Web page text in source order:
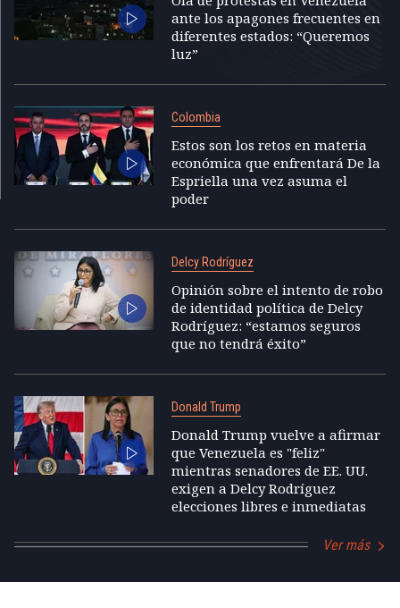
ante los apagones frecuentes en
diferentes estados: “Queremos
luz”
Colombia
Estos son los retos en materia
económica que enfrentará De la
Espriella una vez asuma el
poder
Delcy Rodríguez
Opinión sobre el intento de robo
de identidad política de Delcy
Rodríguez: “estamos seguros
que no tendrá éxito”
Donald Trump
Donald Trump vuelve a afirmar
que Venezuela es "feliz"
mientras senadores de EE. UU.
exigen a Delcy Rodríguez
elecciones libres e inmediatas
Ver más